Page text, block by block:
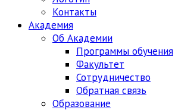
Контакты
Академия
Об Академии
Программы обучения
Факультет
Сотрудничество
Обратная связь
Образование